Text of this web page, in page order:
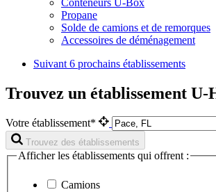
Propane
Solde de camions et de remorques
Accessoires de déménagement
Suivant 6 prochains établissements
Trouvez un établissement U-
Votre établissement*
Trouvez des établissements
Afficher les établissements qui offrent :
Camions